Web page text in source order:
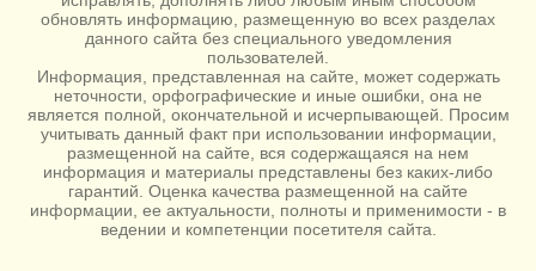
обновлять информацию, размещенную во всех разделах
данного сайта без специального уведомления
пользователей.
Информация, представленная на сайте, может содержать
неточности, орфографические и иные ошибки, она не
является полной, окончательной и исчерпывающей. Просим
учитывать данный факт при использовании информации,
размещенной на сайте, вся содержащаяся на нем
информация и материалы представлены без каких-либо
гарантий. Оценка качества размещенной на сайте
информации, ее актуальности, полноты и применимости - в
ведении и компетенции посетителя сайта.